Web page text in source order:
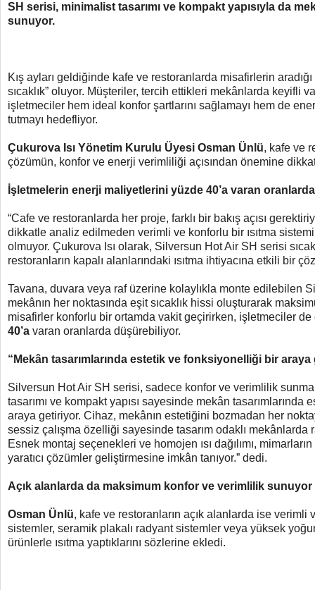
SH serisi, minimalist tasarımı ve kompakt yapısıyla da
sunuyor.
Kış ayları geldiğinde kafe ve restoranlarda misafirlerin
sıcaklık” oluyor. Müşteriler, tercih ettikleri mekânlarda keyifli
işletmeciler hem ideal konfor şartlarını sağlamayı hem de
tutmayı hedefliyor.
Çukurova Isı Yönetim Kurulu Üyesi Osman Ünlü, kafe ve
çözümün, konfor ve enerji verimliliği açısından önemine
İşletmelerin enerji maliyetlerini yüzde 40’a varan
“Cafe ve restoranlarda her proje, farklı bir bakış açısı
dikkatle analiz edilmeden verimli ve konforlu bir ısıtma
olmuyor. Çukurova Isı olarak, Silversun Hot Air SH serisi
restoranların kapalı alanlarındaki ısıtma ihtiyacına etkili bir
Tavana, duvara veya raf üzerine kolaylıkla monte edilebilen
mekânın her noktasında eşit sıcaklık hissi oluşturarak
misafirler konforlu bir ortamda vakit geçirirken, işletmeciler
40’a varan oranlarda düşürebiliyor.
“Mekân tasarımlarında estetik ve fonksiyonelliği bir
Silversun Hot Air SH serisi, sadece konfor ve verimlilik
tasarımı ve kompakt yapısı sayesinde mekân
araya getiriyor. Cihaz, mekânın estetiğini bozmadan her
sessiz çalışma özelliği sayesinde tasarım odaklı mekânlarda
Esnek montaj seçenekleri ve homojen ısı dağılımı,
yaratıcı çözümler geliştirmesine imkân tanıyor.” dedi.
Açık alanlarda da maksimum konfor ve verimlilik sunuyor
Osman Ünlü, kafe ve restoranların açık alanlarda ise verimli
sistemler, seramik plakalı radyant sistemler veya yüksek
ürünlerle ısıtma yaptıklarını sözlerine ekledi.